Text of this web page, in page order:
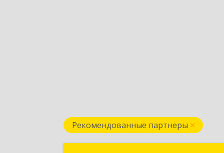
Рекомендованные партнеры